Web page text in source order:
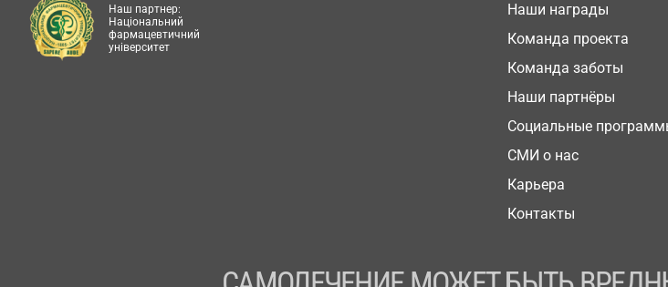
Наши награды
Команда проекта
Команда заботы
Наши партнёры
Социальные
СМИ о нас
Карьера
Контакты
Наш партнер:
Національний
фармацевтичний
університет